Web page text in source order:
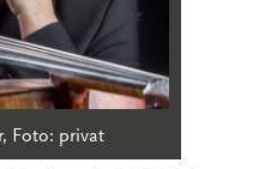
Foto: privat